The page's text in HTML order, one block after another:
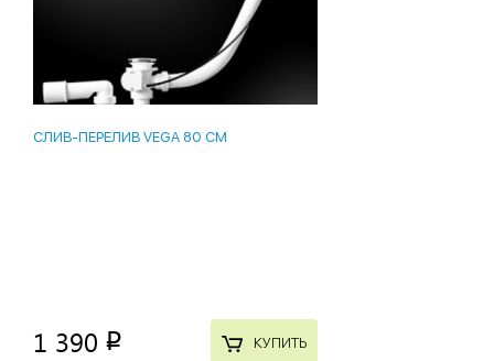
СЛИВ-ПЕРЕЛИВ VEGA 80 СМ
1 390 p КУПИТЬ